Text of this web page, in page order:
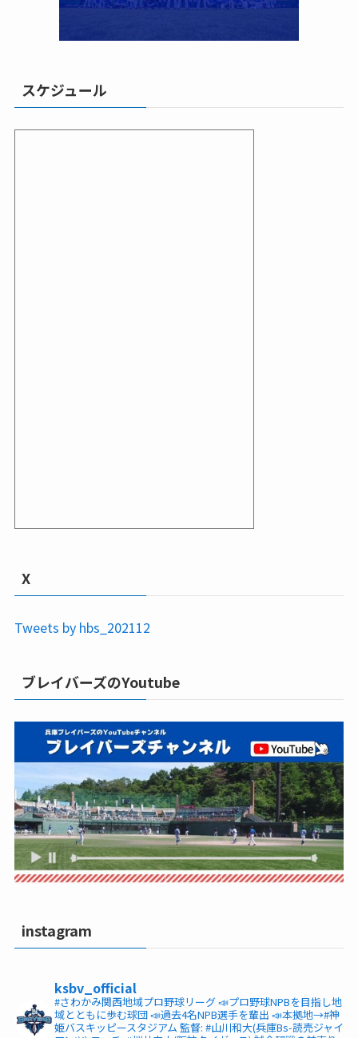
スケジュール
X
Tweets by hbs_202112
ブレイバーズのYoutube
instagram
ksbv_official
#さわかみ関西地域プロ野球リーグ📣プロ野球NPBを目指し地
域とともに歩む球団📣過去4名NPB選手を輩出 📣本拠地→#神
姫バスキッピースタジアム 監督: #山川和大(兵庫Bs-読売ジャイ